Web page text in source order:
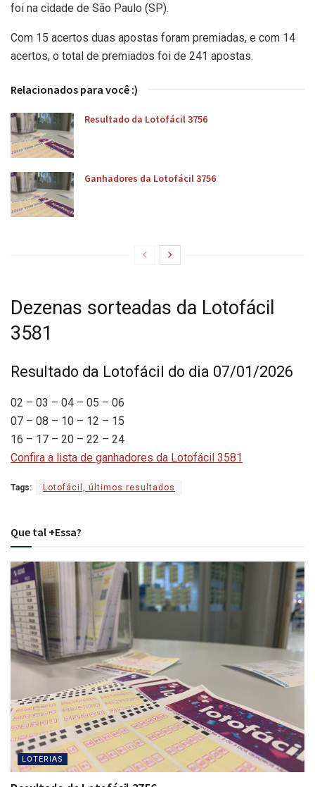
foi na cidade de São Paulo (SP).
Com 15 acertos duas apostas foram premiadas, e com 14
acertos, o total de premiados foi de 241 apostas.
Relacionados para você :)
Resultado da Lotofácil 3756
Ganhadores da Lotofácil 3756
Dezenas sorteadas da Lotofácil
3581
Resultado da Lotofácil do dia 07/01/2026
02 – 03 – 04 – 05 – 06
07 – 08 – 10 – 12 – 15
16 – 17 – 20 – 22 – 24
Confira a lista de ganhadores da Lotofácil 3581
Tags: Lotofácil, últimos resultados
Que tal +Essa?
LOTERIAS